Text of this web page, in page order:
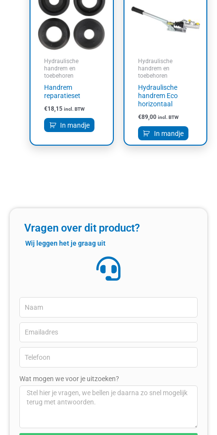
Hydraulische
handrem en
toebehoren
Handrem
reparatieset
€18,15 incl. BTW
In mandje
Hydraulische
handrem en
toebehoren
Hydraulische
handrem Eco
horizontaal
€89,00 incl. BTW
In mandje
Vragen over dit product?
Wij leggen het je graag uit
Wat mogen we voor je uitzoeken?